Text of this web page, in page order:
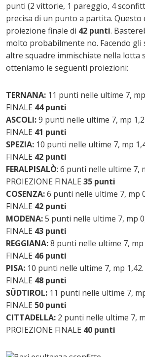
punti (2 vittorie, 1 pareggio, 4
precisa di un punto a partita. Questo
proiezione finale di 42 punti.
molto probabilmente no. Facendo gli
altre squadre immischiate nella lotta
otteniamo le seguenti proiezioni:
TERNANA: 11 punti nelle ultime 7, mp
FINALE 44 punti
ASCOLI:9 punti nelle ultime 7, mp
FINALE 41 punti
SPEZIA: 10 punti nelle ultime 7, mp
FINALE 42 punti
FERALPISALÒ: 6 punti nelle ultime 7,
PROIEZIONE FINALE 35 punti
COSENZA:6 punti nelle ultime 7, mp
FINALE 42 punti
MODENA:5 punti nelle ultime 7, mp
FINALE 43 punti
REGGIANA:8 punti nelle ultime 7, mp
FINALE 46 punti
PISA: 10 punti nelle ultime 7, mp 1,42.
FINALE 48 punti
SÜDTIROL: 11 punti nelle ultime 7,
FINALE 50 punti
CITTADELLA: 2 punti nelle ultime 7,
PROIEZIONE FINALE 40 punti